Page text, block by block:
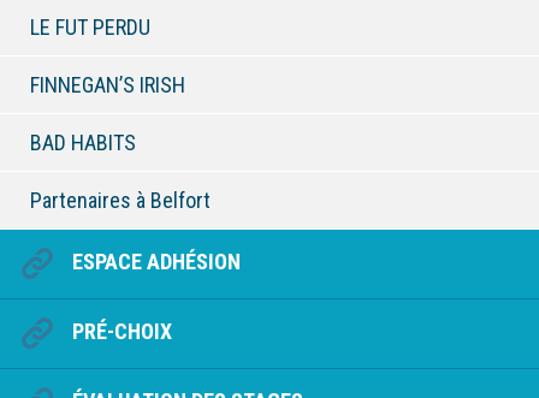
LE FUT PERDU
FINNEGAN’S IRISH
BAD HABITS
Partenaires à Belfort
ESPACE ADHÉSION
PRÉ-CHOIX